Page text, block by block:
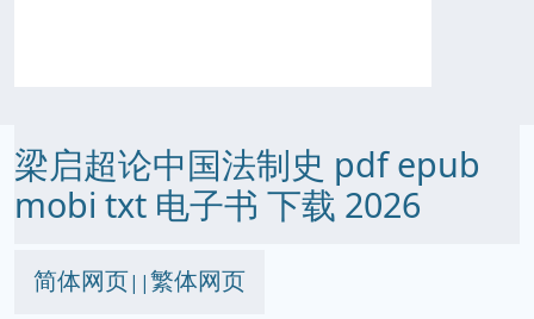
梁启超论中国法制史 pdf epub
mobi txt 电子书 下载 2026
简体网页||繁体网页